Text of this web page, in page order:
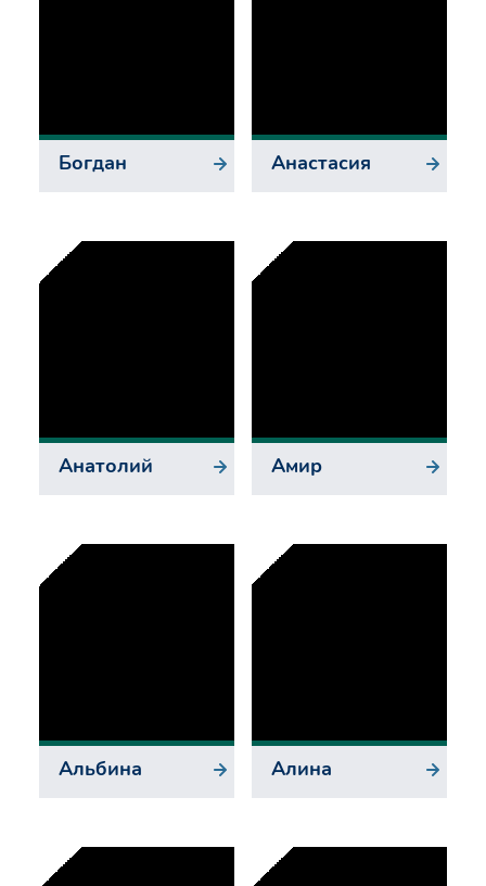
Богдан Анастасия
Анатолий Амир
Альбина Алина